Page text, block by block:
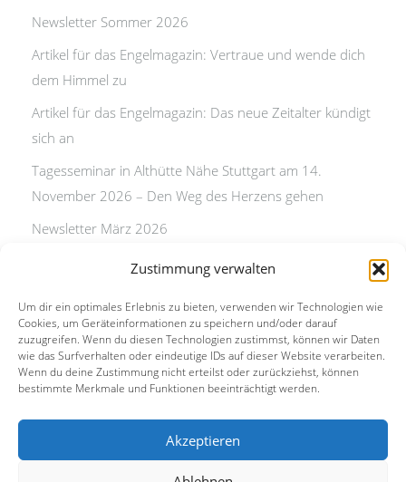
Zustimmung verwalten
Um dir ein optimales Erlebnis zu bieten, verwenden wir Technologien wie
Cookies, um Geräteinformationen zu speichern und/oder darauf
zuzugreifen. Wenn du diesen Technologien zustimmst, können wir Daten
wie das Surfverhalten oder eindeutige IDs auf dieser Website verarbeiten.
Wenn du deine Zustimmung nicht erteilst oder zurückziehst, können
bestimmte Merkmale und Funktionen beeinträchtigt werden.
Akzeptieren
Newsletter Sommer 2026
Artikel für das Engelmagazin: Vertraue und wende dich
dem Himmel zu
Artikel für das Engelmagazin: Das neue Zeitalter kündigt
sich an
Tagesseminar in Althütte Nähe Stuttgart am 14.
November 2026 – Den Weg des Herzens gehen
Newsletter März 2026
Artikel für das Engelmagazin: Das neue Zeitalter kündigt
Newsletter Weihnachten 2025
Kontakt